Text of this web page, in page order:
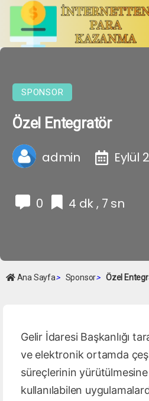
SPONSOR
Özel Entegratör
admin Eylül
0 4 dk , 7 sn
Ana Sayfa> Sponsor> Özel
Gelir İdaresi Başkanlığı
ve elektronik ortamda
süreçlerinin
kullanılabilen